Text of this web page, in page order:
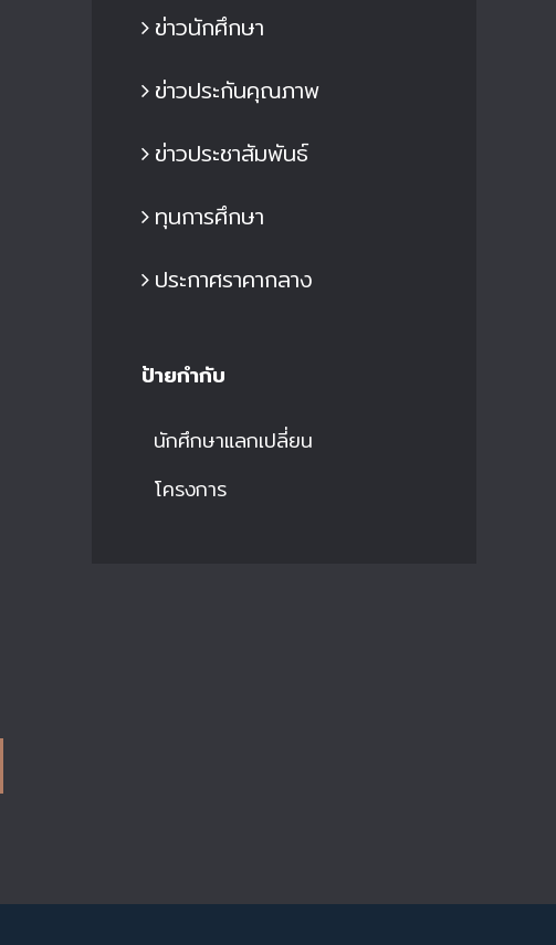
ข่าวนักศึกษา
ข่าวประกันคุณภาพ
ข่าวประชาสัมพันธ์
ทุนการศึกษา
ประกาศราคากลาง
ป้ายกำกับ
นักศึกษาแลกเปลี่ยน
โครงการ